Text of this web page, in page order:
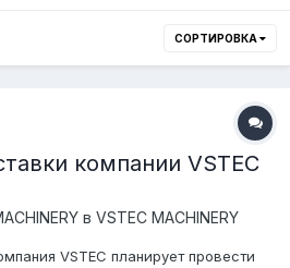
СОРТИРОВКА
компании VSTEC
в VSTEC MACHINERY
VSTEC планирует провести